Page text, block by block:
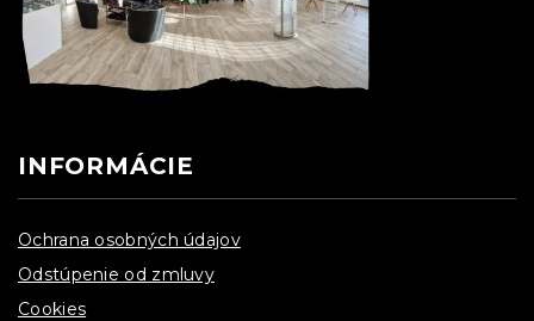
INFORMÁCIE
Ochrana osobných údajov
Odstúpenie od zmluvy
Cookies